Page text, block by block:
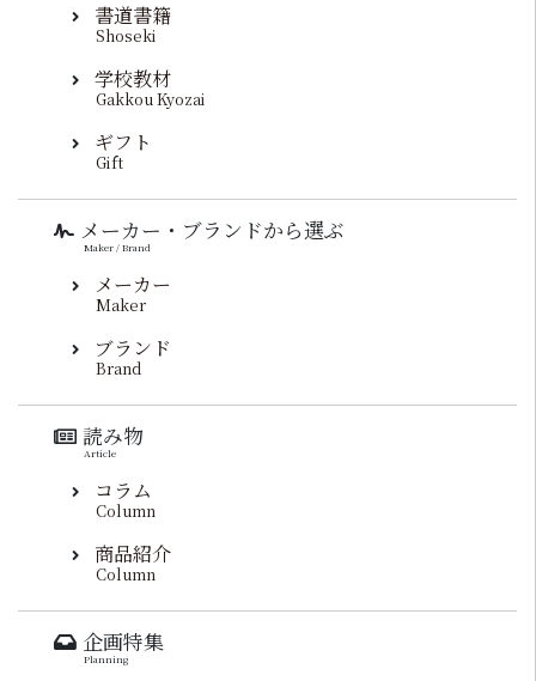
書道書籍
Shoseki
学校教材
Gakkou Kyozai
ギフト
Gift
メーカー・ブランドから選ぶ
Maker / Brand
メーカー
Maker
ブランド
Brand
読み物
Article
コラム
Column
商品紹介
Column
企画特集
Planning